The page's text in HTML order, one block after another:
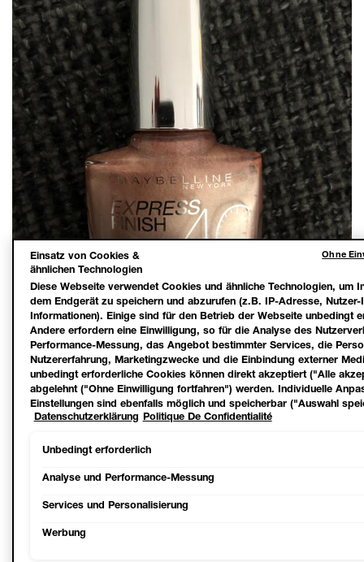
Einsatz von Cookies &
ähnlichen Technologien
Diese Webseite verwendet Cookies und ähnliche Technologien, um
dem Endgerät zu speichern und abzurufen (z.B. IP-Adresse,
Informationen). Einige sind für den Betrieb der Webseite unbedingt
Andere erfordern eine Einwilligung, so für die Analyse des
Performance-Messung, das Angebot bestimmter Services, die
Nutzererfahrung, Marketingzwecke und die Einbindung externer
unbedingt erforderliche Cookies können direkt akzeptiert ("Alle
abgelehnt ("Ohne Einwilligung fortfahren") werden. Individuelle
Einstellungen sind ebenfalls möglich und speicherbar ("Auswahl
Auswahl kann jederzeit unter dem Link "Cookie-Einstellungen"
Datenschutzerklärung Politique De Confidentialité
Unbedingt erforderlich
Analyse und Performance-Messung
Services und Personalisierung
Werbung
Ohne